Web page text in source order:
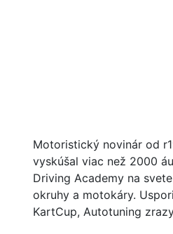
Motoristický novinár od
vyskúšal viac než 2000
Driving Academy na
okruhy a motokáry.
KartCup, Autotuning